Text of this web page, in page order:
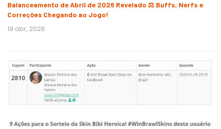
Balanceamento de Abril de 2026 Revelado ⚖️ Buffs, Nerfs e
Correções Chegando ao Jogo!
19 abr, 2026